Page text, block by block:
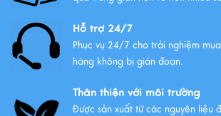
Hỗ trợ 24/7
Phục vụ 24/7 cho trải nghiệm
hàng không bị gián đoạn.
Thân thiện với môi trường
Được sản xuất từ các nguyên liệu